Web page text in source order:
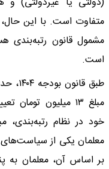
متفاوت است. با این
مشمول قانون
است.
طبق
مبلغ ۱۳ میلیون
خود در نظام رتبه‌بندی،
معلمان یکی از
بر اساس آن، معلمان به